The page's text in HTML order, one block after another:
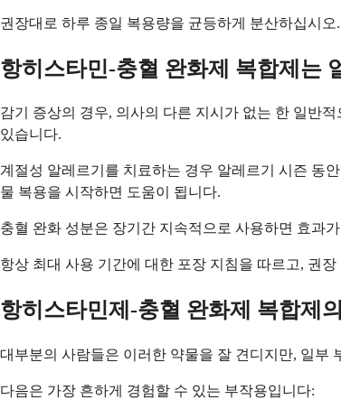
권장대로 하루 종일 복용량을 균등하게 분산하십시
항히스타민-충혈 완화제 복합제는
감기 증상의 경우, 의사의 다른 지시가 없는 한 일반
있습니다.
계절성 알레르기를 치료하는 경우 알레르기 시즌 동
물 복용을 시작하면 도움이 됩니다.
충혈 완화 성분은 장기간 지속적으로 사용하면 효과
항상 최대 사용 기간에 대한 포장 지침을 따르고, 권
항히스타민제-충혈 완화제 복합제
대부분의 사람들은 이러한 약물을 잘 견디지만, 일부
다음은 가장 흔하게 경험할 수 있는 부작용입니다: